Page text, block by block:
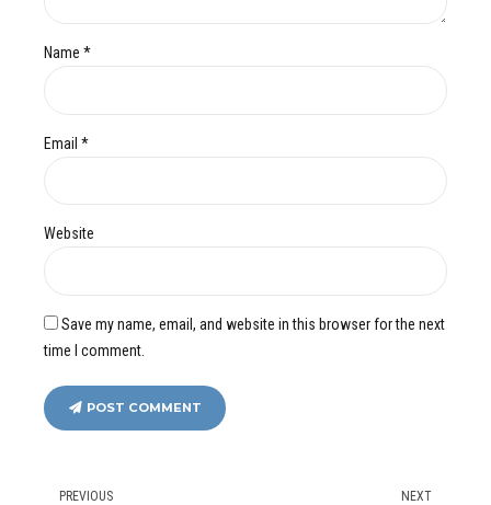
Name *
Email *
Website
Save my name, email, and website in this browser for the next
time I comment.
POST COMMENT
PREVIOUS NEXT